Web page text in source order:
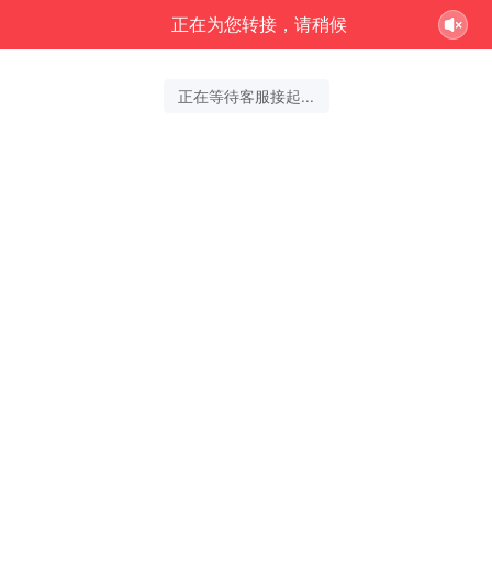
正在为您转接，请稍候
正在等待客服接起...